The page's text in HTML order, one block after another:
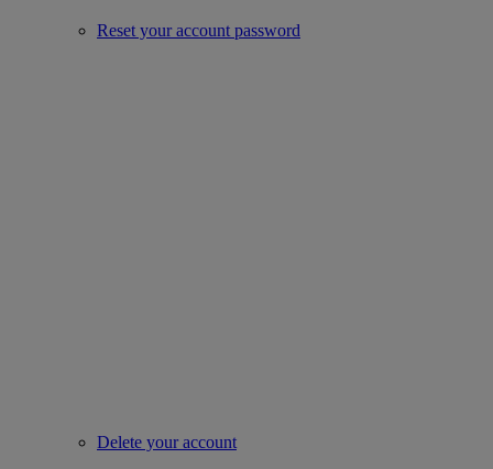
Reset your account password
Delete your account